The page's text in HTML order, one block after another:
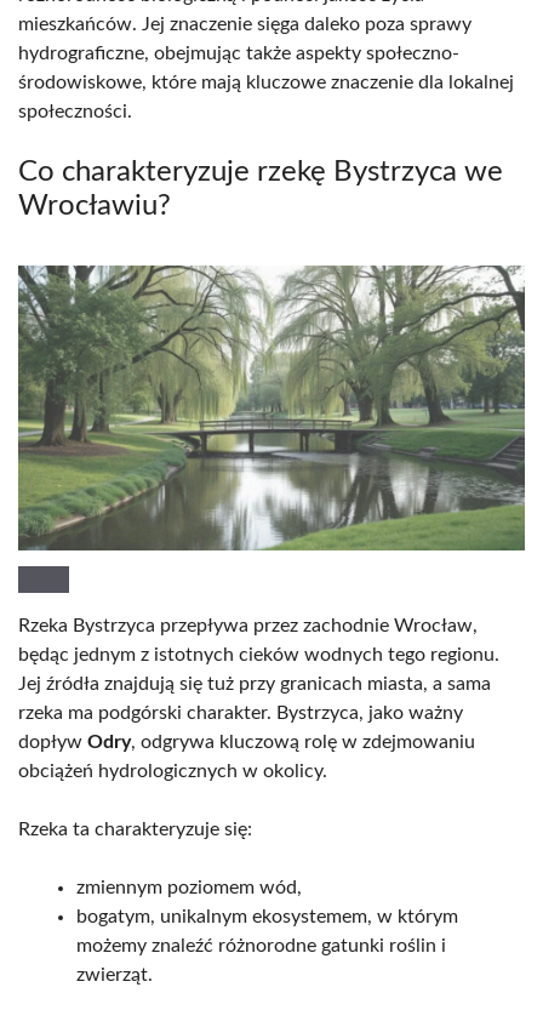
mieszkańców. Jej znaczenie sięga daleko poza sprawy
hydrograficzne, obejmując także aspekty społeczno-
środowiskowe, które mają kluczowe znaczenie dla lokalnej
społeczności.
Co charakteryzuje rzekę Bystrzyca we
Wrocławiu?
Rzeka Bystrzyca przepływa przez zachodnie Wrocław,
będąc jednym z istotnych cieków wodnych tego regionu.
Jej źródła znajdują się tuż przy granicach miasta, a sama
rzeka ma podgórski charakter. Bystrzyca, jako ważny
dopływ Odry, odgrywa kluczową rolę w zdejmowaniu
obciążeń hydrologicznych w okolicy.
Rzeka ta charakteryzuje się:
zmiennym poziomem wód,
bogatym, unikalnym ekosystemem, w którym
możemy znaleźć różnorodne gatunki roślin i
zwierząt.